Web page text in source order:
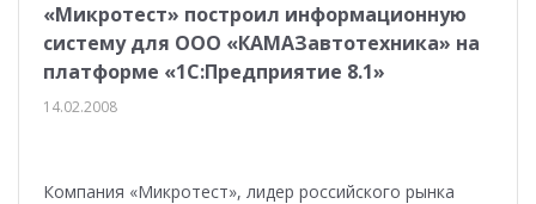
«Микротест» построил информационную
систему для ООО «КАМАЗавтотехника» на
платформе «1С:Предприятие 8.1»
14.02.2008
Компания «Микротест», лидер российского рынка